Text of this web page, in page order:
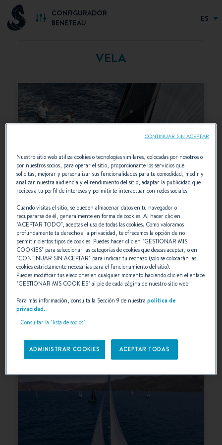
CONFIGURADOR
BENETEAU
ES
VELA
FIRST
Destinado a cruceros de alto rendimiento e
incluso a regatas, el First ha sido diseñado
para propietarios exigentes que son
conocedores de la navegación a vela.
SELECCIONAR
Nuestro sitio web utiliza cookies o tecnologías similares, colocadas por nosotros o
por nuestros socios, para operar el sitio, proporcionarte los servicios que
solicitas, mejorar y personalizar sus funcionalidades para tu comodidad, medir y
analizar nuestra audiencia y el rendimiento del sitio, adaptar la publicidad que
recibes a tu perfil de intereses y permitirte interactuar con redes sociales.
Cuando visitas el sitio, se pueden almacenar datos en tu navegador o
recuperarse de él, generalmente en forma de cookies. Al hacer clic en
"ACEPTAR TODO", aceptas el uso de todas las cookies. Como valoramos
profundamente tu derecho a la privacidad, te ofrecemos la opción de no
permitir ciertos tipos de cookies. Puedes hacer clic en "GESTIONAR MIS
COOKIES" para seleccionar las categorías de cookies que deseas aceptar, o en
"CONTINUAR SIN ACEPTAR" para indicar tu rechazo (solo se colocarán las
cookies estrictamente necesarias para el funcionamiento del sitio).
Puedes modificar tus elecciones en cualquier momento haciendo clic en el enlace
"GESTIONAR MIS COOKIES" al pie de cada página de nuestro sitio web.
Para más información, consulta la Sección 9 de nuestrapolítica de
privacidad.
Consultar la "lista de socios"
ADMINISTRAR COOKIES ACEPTAR TODAS
CONTINUAR SIN ACEPTAR